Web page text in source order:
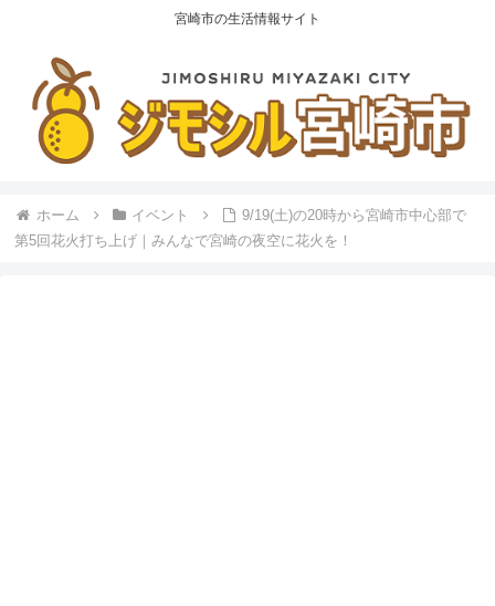
宮崎市の生活情報サイト
ホーム イベント
9/19(土)の20時から宮崎市中心部で
第5回花火打ち上げ｜みんなで宮崎の夜空に花火を！